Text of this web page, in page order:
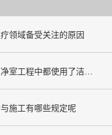
领域备受关注的原因
为什么在许多洁净室工程中都使用了洁净板材？
施工有哪些规定呢